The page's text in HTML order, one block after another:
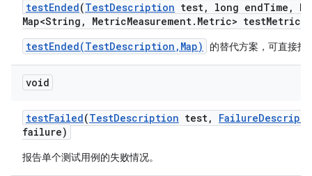
testEnded(TestDescription test, long endTime ,
Map<String , MetricMeasurement. Metric> testMetrics)
testEnded(TestDescription,Map)
的替代方案，可直接指
void
testFailed(TestDescription test, Failure
failure)
报告单个测试用例的失败情况。